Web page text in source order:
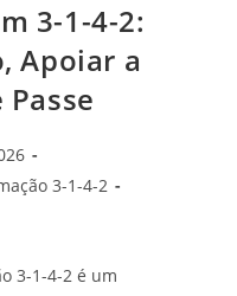
3-1-4-2:
Apoiar a
3-1-4-2
3-1-4-2 é um